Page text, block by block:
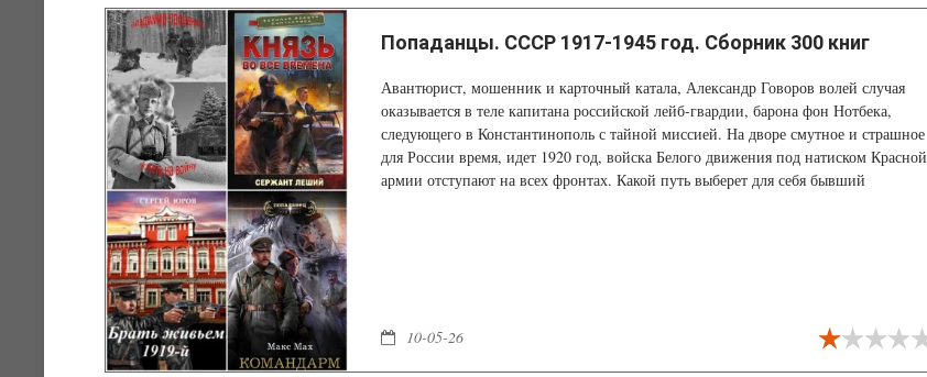
Попаданцы. СССР 1917-1945 год. Сборник 300 книг
Авантюрист, мошенник и карточный катала, Александр Говоров волей случая
оказывается в теле капитана российской лейб-гвардии, барона фон Нотбека,
следующего в Константинополь с тайной миссией. На дворе смутное и страшное
для России время, идет 1920 год, войска Белого движения под натиском Красной
армии отступают на всех фронтах. Какой путь выберет для себя бывший
10-05-26